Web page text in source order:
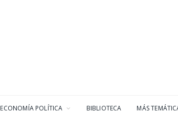
ECONOMÍA POLÍTICA BIBLIOTECA MÁS